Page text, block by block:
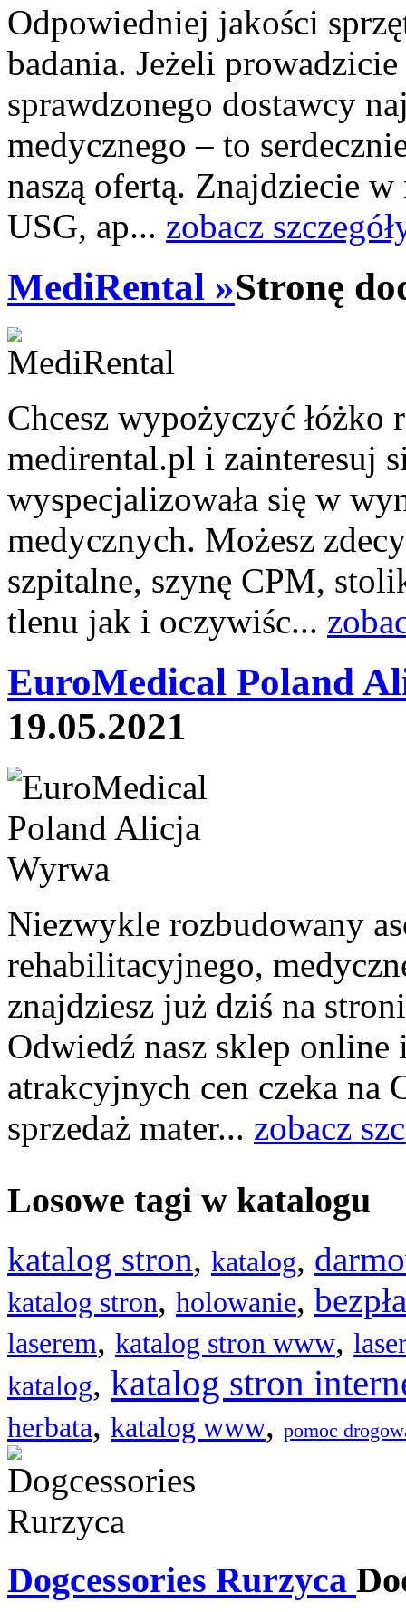
Odpowiedniej jakości
badania. Jeżeli
sprawdzonego dostawcy
medycznego – to
naszą ofertą. Znajdziecie
USG, ap... zobacz
MediRental »Stronę
Chcesz wypożyczyć łóżko
medirental.pl i zainteresuj
wyspecjalizowała się w
medycznych. Możesz
szpitalne, szynę CPM,
tlenu jak i oczywiśc...
EuroMedical Poland
19.05.2021
Niezwykle rozbudowany
rehabilitacyjnego,
znajdziesz już dziś na
Odwiedź nasz sklep
atrakcyjnych cen czeka na
sprzedaż mater... zobacz
Losowe tagi w katalogu
katalog stron, katalog,
katalog stron, holowanie,
laserem, katalog stron www,
katalog, katalog stron
herbata, katalog www, pomoc
Dogcessories Rurzyca